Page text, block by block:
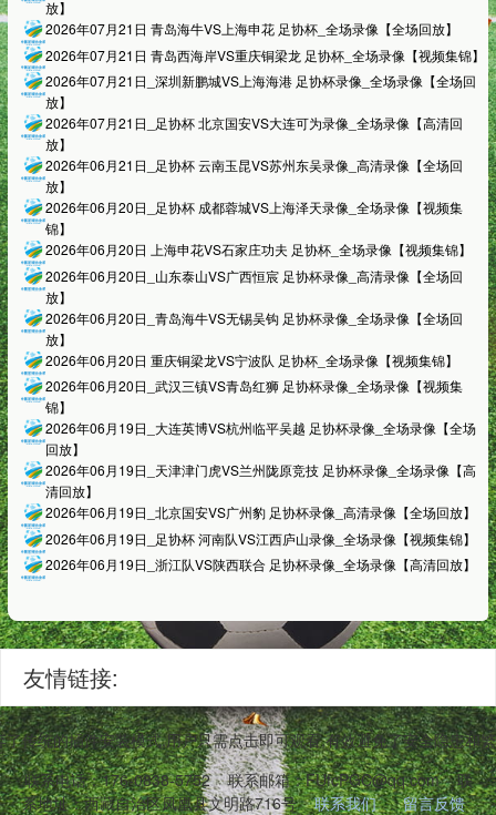
放】
2026年07月21日 青岛海牛VS上海申花 足协杯_全场录像【全场回放】
2026年07月21日 青岛西海岸VS重庆铜梁龙 足协杯_全场录像【视频集锦】
2026年07月21日_深圳新鹏城VS上海海港 足协杯录像_全场录像【全场回
放】
2026年07月21日_足协杯 北京国安VS大连可为录像_全场录像【高清回
放】
2026年06月21日_足协杯 云南玉昆VS苏州东吴录像_高清录像【全场回
放】
2026年06月20日_足协杯 成都蓉城VS上海泽天录像_全场录像【视频集
锦】
2026年06月20日 上海申花VS石家庄功夫 足协杯_全场录像【视频集锦】
2026年06月20日_山东泰山VS广西恒宸 足协杯录像_高清录像【全场回
放】
2026年06月20日_青岛海牛VS无锡吴钩 足协杯录像_全场录像【全场回
放】
2026年06月20日 重庆铜梁龙VS宁波队 足协杯_全场录像【视频集锦】
2026年06月20日_武汉三镇VS青岛红狮 足协杯录像_全场录像【视频集
锦】
2026年06月19日_大连英博VS杭州临平吴越 足协杯录像_全场录像【全场
回放】
2026年06月19日_天津津门虎VS兰州陇原竞技 足协杯录像_全场录像【高
清回放】
2026年06月19日_北京国安VS广州豹 足协杯录像_高清录像【全场回放】
2026年06月19日_足协杯 河南队VS江西庐山录像_全场录像【视频集锦】
2026年06月19日_浙江队VS陕西联合 足协杯录像_全场录像【高清回放】
友情链接:
统的插件安装模式,用户只需点击即可观看,有效避免了安全隐
联系电话：176-0838-5752
联系邮箱：FUfcPGC@qq.com
联
系地址：西藏自治区凤凰县文明路716号
联系我们
留言反馈